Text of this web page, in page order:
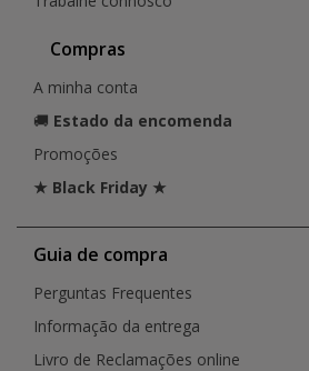
Compras
A minha conta
🚚 Estado da encomenda
Promoções
★ Black Friday ★
Guia de compra
Perguntas Frequentes
Informação da entrega
Livro de Reclamações online